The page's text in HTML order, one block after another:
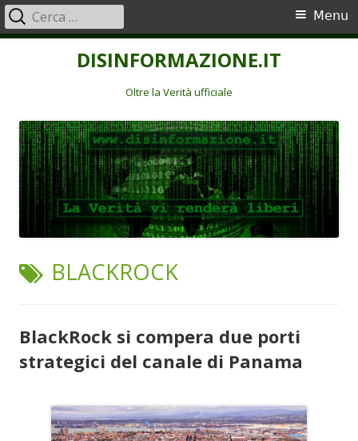
DISINFORMAZIONE.IT
Oltre la Verità ufficiale
Menu
principale
Menu
Ricerca
per:
TAG:
BLACKROCK
BlackRock si compera due porti
strategici del canale di Panama